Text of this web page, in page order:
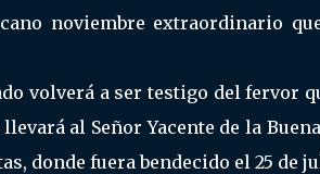
noviembre extraordinario
volverá a ser testigo del fervor
al Señor Yacente de la
donde fuera bendecido el 25 de